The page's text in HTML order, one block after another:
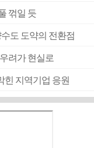
꺾일 듯
도 도약의 전환점
려가 현실로
힌 지역기업 응원